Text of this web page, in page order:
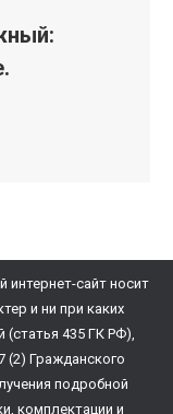
сайт носит
и ни при каких
(статья 435 ГК РФ),
(2) Гражданского
подробной
комплектации и